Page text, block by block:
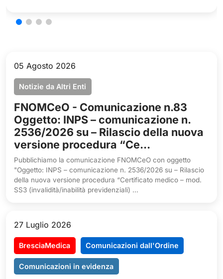
05 Agosto 2026
Notizie da Altri Enti
FNOMCeO - Comunicazione n.83
Oggetto: INPS – comunicazione n.
2536/2026 su – Rilascio della nuova
versione procedura “Ce...
Pubblichiamo la comunicazione FNOMCeO con oggetto
"Oggetto: INPS – comunicazione n. 2536/2026 su – Rilascio
della nuova versione procedura “Certificato medico – mod.
SS3 (invalidità/inabilità previdenziali) ...
27 Luglio 2026
BresciaMedica Comunicazioni dall'Ordine
Comunicazioni in evidenza